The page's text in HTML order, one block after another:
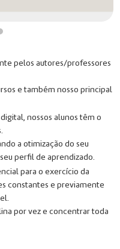
pelos autores/professores
e também nosso principal
nossos alunos têm o
a otimização do seu
perfil de aprendizado.
para o exercício da
constantes e previamente
por vez e concentrar toda